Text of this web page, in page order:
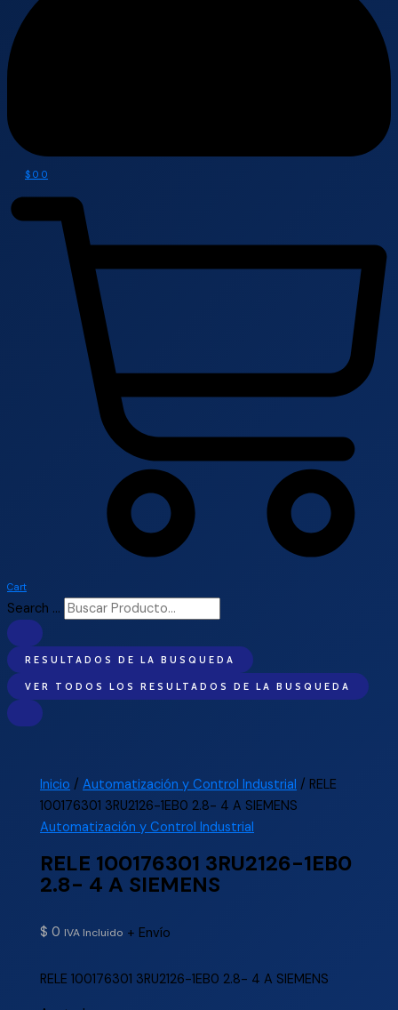
$ 0 0
Cart
Search ...
RESULTADOS DE LA BUSQUEDA
VER TODOS LOS RESULTADOS DE LA BUSQUEDA
Inicio /Automatización y Control Industrial / RELE
100176301 3RU2126-1EB0 2.8- 4 A SIEMENS
Automatización y Control Industrial
RELE 100176301 3RU2126-1EB0
2.8- 4 A SIEMENS
$ 0 IVA Incluido + Envío
RELE 100176301 3RU2126-1EB0 2.8- 4 A SIEMENS